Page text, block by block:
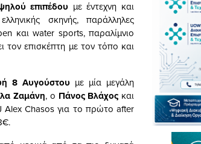
επιπέδου με έντεχνη και
σκηνής, παράλληλες
και water sports, παραλίμνιο
τον επισκέπτη με τον τόπο και
8 Αυγούστουμε μία μεγάλη
Ζαμάνη, ο Πάνος Βλάχος και
Alex Chasos για το πρώτο after